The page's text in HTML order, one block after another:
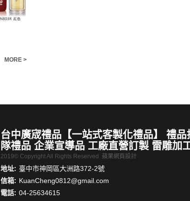
MORE >
台中廣宬禮品【一站式客製化禮品】 禮品
隊禮品 企業宣導品 工廠直營訂製 雷雕加
2019© Copyright All Rights Reserved 蘋果網頁設計
地址: 臺中市神岡區大洲路372-2號
信箱: KuanCheng0812@gmail.com
電話: 04-25634615